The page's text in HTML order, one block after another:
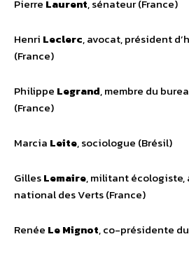
Pierre Laurent, sénateur (France)
Henri Leclerc, avocat, président
(France)
Philippe Legrand, membre du
(France)
Marcia Leite, sociologue (Brésil)
GillesLemaire, militant
national des Verts (France)
Renée Le Mignot, co-présidente du